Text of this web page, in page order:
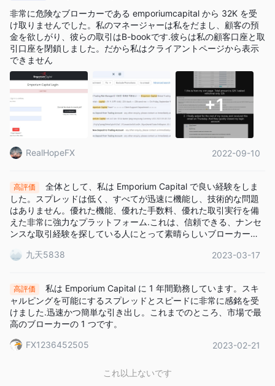
金、銀、およびその他の金属 ）、および商品を提供する
Emporium Capitalは、幅広い取引インストゥルメントを提供して
います。この多様な取引品目により、ポートフォリオの多様化と
リスク管理が容易になり、トレーダーは国際金融市場でさまざま
な戦術を使用することができます。
異なるブローカーが提供する取引インストゥルメントの比較表が
以下に示されています：
アカウントタイプ
1.スタンダードアカウント
は、最低入金額が$1,000でアクセ
ド、最大500:1の高いレバレッジ、専任のアカウントマネージャ
ーを通じたパーソナライズされたサポートを提供しています。
2.プレミアムアカウントは、より経験豊富なトレーダー向け
に基準を引き上げます。最低入金額は$5,000で、0.8ピップから
始まるより狭いスプレッド、最大500:1の同じ高いレバレッジ、
専任のアカウントマネージャーによる強化されたサービスが提供
VIPアカウントは、最低$10,000の入金を持つエリートトレ
ーダー向けに、ゼロスプレッドの贅沢さ、最大500：1のレバ
レッジを提供し、重要な取引力を持ち、個人アカウントマネージ
ャーによる最高レベルのパーソナライズされた注意を受けること
でした。非常に危険なブローカーです。
非常に危険なブローカーである emporiumcapital から 32K を受
け取りませんでした。私のマネージャーは私をだまし、顧客の預
金を欲しがり、彼らの取引はB-bookです.彼らは私の顧客口座と取
引口座を閉鎖しました。だから私はクライアントページから表示
できません
+1
RealHopeFX 2022-09-10
高評価
全体として、私は Emporium Capital で良い経験をしま
した。スプレッドは低く、すべてが迅速に機能し、技術的な問題
はありません。優れた機能、優れた手数料、優れた取引実行を備
えた非常に強力なプラットフォーム.これは、信頼できる、ナンセ
ンスな取引経験を探している人にとって素晴らしいブローカーで
九天5838
2023-03-17
高評価
私は Emporium Capital に 1 年間勤務しています。スキ
ャルピングを可能にするスプレッドとスピードに非常に感銘を受
けました.迅速かつ簡単な引き出し。これまでのところ、市場で最
高のブローカーの 1 つです。
FX1236452505
2023-02-21
これ以上ないです